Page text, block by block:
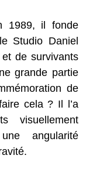
1989, il fonde
Studio Daniel
de survivants
grande partie
de
cela ? Il l’a
visuellement
angularité